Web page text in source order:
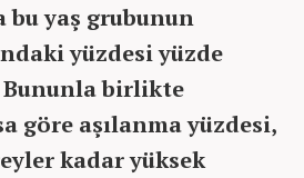
bu yaş grubunun
yüzdesi yüzde
Bununla birlikte
göre aşılanma yüzdesi,
kadar yüksek